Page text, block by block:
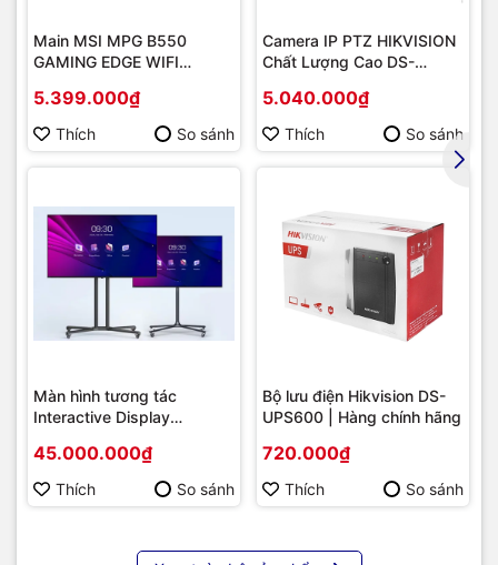
Main MSI MPG B550
GAMING EDGE WIFI
Socket AM4/ VGA
onboard)
5.399.000₫
Thích So sánh
Camera IP PTZ HIKVISION
Chất Lượng Cao DS-
5.040.000₫
Thích So sánh
Màn hình tương tác
Interactive Display
86 | Cấu hình cao cấp |
Hàng chính hãng
45.000.000₫
Thích So sánh
Bộ lưu điện Hikvision DS-
UPS600 | Hàng chính hãng
720.000₫
Thích So sánh